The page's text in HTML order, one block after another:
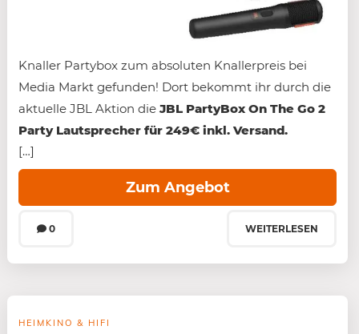
Knaller Partybox zum absoluten Knallerpreis bei
Media Markt gefunden! Dort bekommt ihr durch die
aktuelle JBL Aktion die JBL PartyBox On The Go 2
Party Lautsprecher für 249€ inkl. Versand.
[…]
0
Zum Angebot
WEITERLESEN
HEIMKINO & HIFI